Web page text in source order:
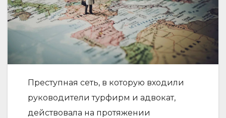
Преступная сеть, в которую входили
руководители турфирм и адвокат,
действовала на протяжении